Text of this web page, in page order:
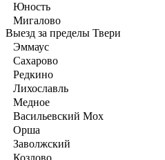
Юность
Мигалово
Выезд за пределы Твери
Эммаус
Сахарово
Редкино
Лихославль
Медное
Васильевский Мох
Орша
Заволжский